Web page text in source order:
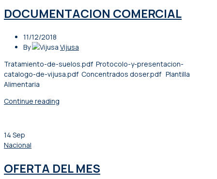
DOCUMENTACION COMERCIAL
11/12/2018
By
Vijusa
Tratamiento-de-suelos.pdf Protocolo-y-presentacion-
catalogo-de-vijusa.pdf Concentrados doser.pdf Plantilla
Alimentaria
Continue reading
14 Sep
Nacional
OFERTA DEL MES